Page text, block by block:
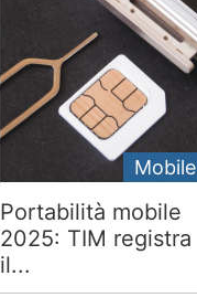
Mobile
Portabilità mobile
2025: TIM registra
il...